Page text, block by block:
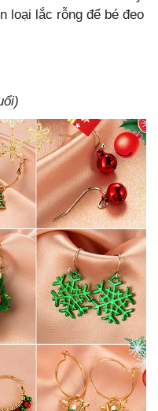
loại lắc rỗng để bé đeo